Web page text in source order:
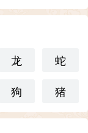
龙
蛇
狗 猪